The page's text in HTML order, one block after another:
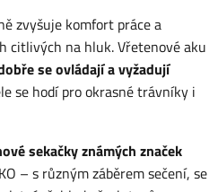
zvyšuje komfort práce a
citlivých na hluk. Vřetenové aku
se ovládají a vyžadují
se hodí pro okrasné trávníky i
sekačky známých značek
– s různým záběrem sečení, se